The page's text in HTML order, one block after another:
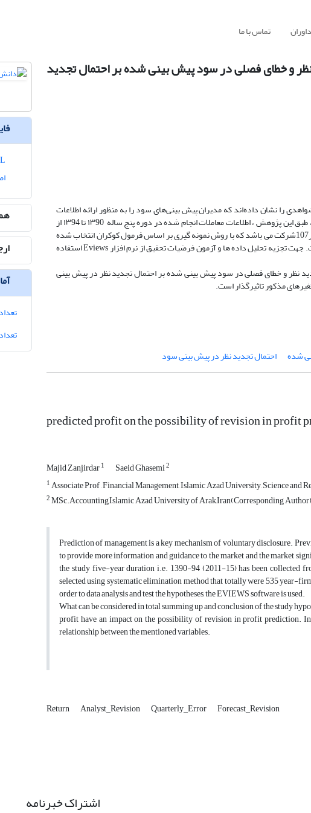
داوران تماس با ما
و خطای فصلی در سود پیش بینی شده بر احتمال تجدید
را نشان داده‌اند که مدیران پیش بینی‌های سود را به منظور ارائه اطلاعات
بیشتر و راهنمایی به بازار انتشار می‌دهند و بازار به طور قابل توجهی به آن‌ها واکنش نشان می‌دهد ، طبق این پژوهش ، اطلاعات معاملات انجام شده در دوره پنج ساله ۱۳90 تا ۱۳94 از
سازمان بورس اوراق بهادار جمع آوری گردید. در مجموع 535سال- شرکت ، نمونه آماری مشتمل بر107شرکت می باشد که با روش نمونه گیری بر اساس فرمول کوکران انتخاب شده
است،در این تحقیق برای بررسی فرضیات پژوهش از رگرسیون خطی و همبستگی استفاده شده است. جهت تجزیه تحلیل داده ها و آزمون فرضیات تحقیق از نرم افزار Eviews استفاده
نظر و خطای فصلی در سود پیش بینی شده بر احتمال تجدید نظر در پیش بینی
مذکور تاثیرگذار است.
شده احتمال تجدید نظر در پیش بینی سود
predicted profit on the possibility of revision in profit
Majid Zanjirdar1 Saeid Ghasemi2
1Associate Prof , Financial Management, Islamic Azad University, Science and
2MSc.Accounting,Islamic Azad University of Arak,Iran(Corresponding Author)
Prediction of management is a key mechanism of voluntary disclosure.
to provide more information and guidance to the market and the market
the study five-year duration i.e. 1390-94 (2011-15) has been collected
selected using systematic elimination method that totally were 535 year-
order to data analysis and test the hypotheses, the EVIEWS software is used.
What can be considered in total summing up and conclusion of the study
profit have an impact on the possibility of revision in profit prediction.
relationship between the mentioned variables.
Return Analyst_Revision Quarterly_Error Forecast_Revision
اشتراک خبرنامه